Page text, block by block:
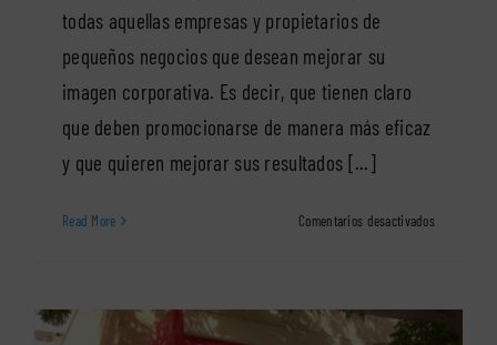
todas aquellas empresas y propietarios de
pequeños negocios que desean mejorar su
imagen corporativa. Es decir, que tienen claro
que deben promocionarse de manera más eficaz
y que quieren mejorar sus resultados [...]
Read More Comentarios desactivados